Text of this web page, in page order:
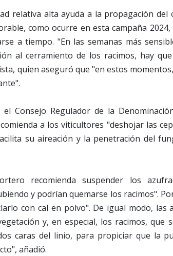
relativa alta ayuda a la propagación
como ocurre en esta campaña
a tiempo. "En las semanas más
al cerramiento de los racimos, hay
quien aseguró que "en estos
Consejo Regulador de la
a los viticultores "deshojar las
su aireación y la penetración del
recomienda suspender los
y podrían quemarse los racimos".
con cal en polvo". De igual modo, las
y, en especial, los racimos, que
caras del linio, para propiciar que la
añadió.